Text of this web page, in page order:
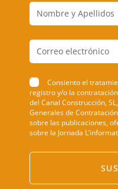
Consiento el
registro y/o la
del Canal Construcción,
Generales de
sobre las publicaciones,
sobre la Jornada